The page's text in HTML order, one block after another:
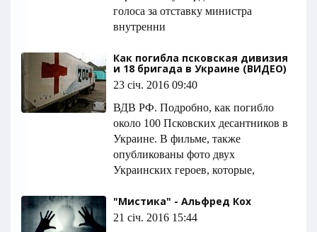
голоса за отставку министра
внутренни
Как погибла псковская дивизия
и 18 бригада в Украине (ВИДЕО)
23 січ. 2016 09:40
ВДВ РФ. Подробно, как погибло
около 100 Псковских десантников в
Украине. В фильме, также
опубликованы фото двух
Украинских героев, которые,
"Мистика" - Альфред Кох
21 січ. 2016 15:44